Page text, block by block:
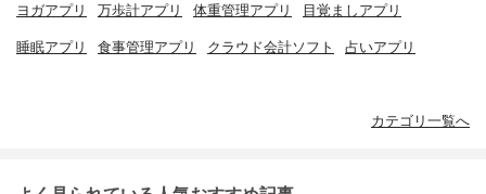
ヨガアプリ 万歩計アプリ 体重管理アプリ 目覚ましアプリ
睡眠アプリ 食事管理アプリ クラウド会計ソフト 占いアプリ
カテゴリ一覧へ